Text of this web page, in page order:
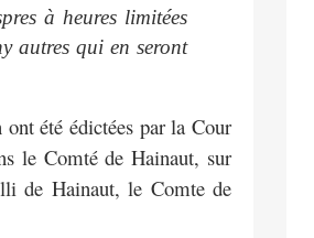
à heures limitées
autres qui en seront
ont été édictées par la Cour
le Comté de Hainaut, sur
de Hainaut, le Comte de